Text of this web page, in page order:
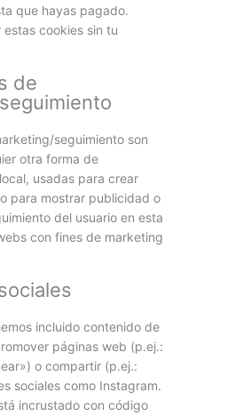
que hayas pagado.
cookies sin tu
de
seguimiento son
otra forma de
usadas para crear
para mostrar publicidad o
del usuario en esta
con fines de marketing
incluido contenido de
páginas web (p.ej.:
o compartir (p.ej.:
sociales como Instagram.
incrustado con código